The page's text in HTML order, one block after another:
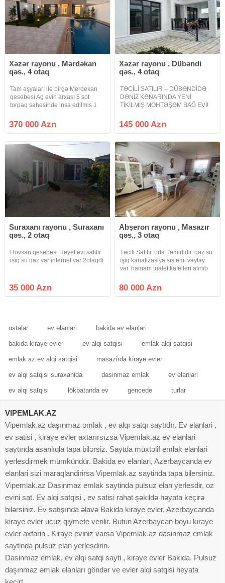
Xəzər rayonu , Mərdəkan
qəs., 4 otaq
Tam əşyaları ile birgə Merdekan
qesebesi Ag evin arxası 5 sot
torpaq sahesinde insa edilmis 1
sahesi 150 kvmdir. Holl, 1 zal, 3
yataq otağı, 1 metbexi, 2 sanuzeli
370 000 Azn
Xəzər rayonu , Dübəndi
qəs., 4 otaq
TƏCİLİ SATILIR – DÜBƏNDİDƏ
DƏNİZ KƏNARINDA YENİ
TİKİLMİŞ MÖHTƏŞƏM BAĞ EVİ!
tikdiyim qiymətə satıram! Özüm və
ailəm üçün yüksək keyfiyyətlə
sahibini
145 000 Azn
Suraxanı rayonu , Suraxanı
qəs., 2 otaq
Hovsan qesebesi Heyet.evi satilir
isiq su qaz var internet var 2otaqdi
35 000 Azn
Abşeron rayonu , Masazır
qəs., 3 otaq
Təcili Satılır. orta Təmirlidir. qaz su
işiq kanalizasiya sistemi vayfay
var. hamam tualet kafelleri alınıb
olacaq Ev əşyalı satılır.
80 000 Azn
ustalar ev elanlari bakida ev elanlari
bakida kiraye evler ev alqi satqisi emlak alqi satqisi
emlak az ev alqi satqisi masazirda kiraye evler
ev alqi satqisi suraxanida dasinmaz emlak ev elanlari
ev alqi satqisi lökbatanda ev gencede turlar
VIPEMLAK.AZ
Vipemlak.az daşınmaz əmlak , ev alqı satqı saytıdır. Ev elanlari ,
ev satisi , kiraye evler axtarırsızsa Vipemlak.az ev elanlari
saytında asanlıqla tapa bilərsiz. Saytda müxtəlif emlak elanlari
yerlesdirmek mümkündür. Bakida ev elanlari, Azerbaycanda ev
elanlari sizi maraqlandirirsa Vipemlak.az saytinda tapa bilersiniz.
Vipemlak.az Dasinmaz emlak saytinda pulsuz elan yerlesdir, oz
evini sat. Ev alqi satqisi , ev satisi rahat şəkildə həyata keçirə
bilərsiniz. Ev satışında əlavə Bakida kiraye evler, Azerbaycanda
kiraye evler ucuz qiymete verilir. Butun Azerbaycan boyu kiraye
evler axtarin . Kiraye eviniz varsa Vipemlak.az dasinmaz emlak
saytinda pulsuz elan yerlesdirin.
Dasinmaz emlak, ev alqi satqi sayti , kiraye evler Bakida. Pulsuz
daşınmaz əmlak elanları göndər ve evler alqi satqisi heyata